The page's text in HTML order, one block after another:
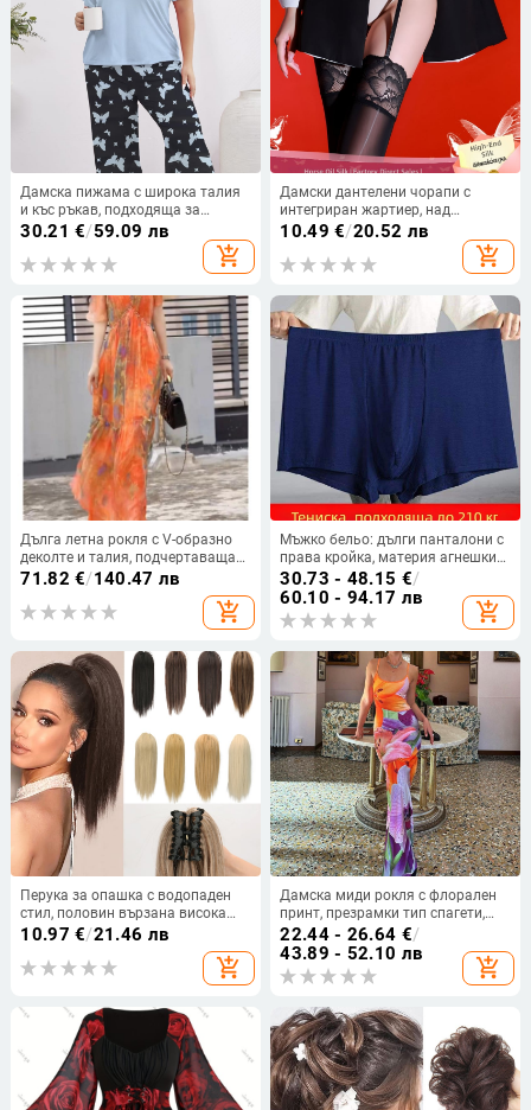
Дамска пижама с широка талия
и къс ръкав, подходяща за
костюми и големи размери.
30.21 €/59.09 лв
add_shopping_cart
Дамски дантелени чорапи с
интегриран жартиер, над
коляното, 8D найлон, ултра
10.49 €/20.52 лв
add_shopping_cart
Дълга летна рокля с V-образно
деколте и талия, подчертаваща
силуета, плажен принт,
полиестер, къс ръкав, летен сезон
2024
71.82 €/140.47 лв
add_shopping_cart
Мъжко бельо: дълги панталони с
права кройка, материя агнешки
флийс, средна еластичност,
пролет 2024
30.73 - 48.15 €/
60.10 - 94.17 лв
add_shopping_cart
Перука за опашка с водопаден
стил, половин вързана висока
опашка с клип, модел W0109,
влакна с висока температурна
издръжливост, може да се къдри
10.97 €/21.46 лв
add_shopping_cart
Дамска миди рокля с флорален
принт, презрамки тип спагети,
без ръкави, U-образно деколте,
талия в средата
22.44 - 26.64 €/
43.89 - 52.10 лв
add_shopping_cart